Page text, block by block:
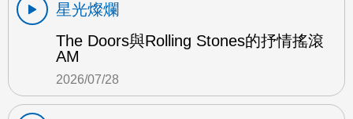
星光燦爛
The Doors與Rolling Stones的抒情搖滾
AM
2026/07/28